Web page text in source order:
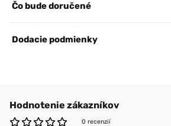
Čo bude doručené
Dodacie podmienky
Hodnotenie zákazníkov
0 recenzií